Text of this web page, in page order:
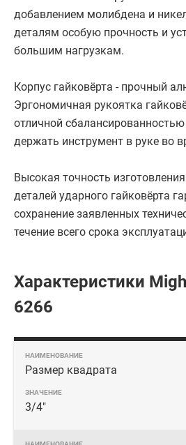
добавлением молибдена и
деталям особую прочность и
большим нагрузкам.
Корпус гайковёрта - прочный
Эргономичная рукоятка
отличной
держать инструмент в руке во
Высокая точность
деталей ударного гайковёрта
сохранение заявленных
течение всего срока
Характеристики
6266
Размер квадрата
3/4"